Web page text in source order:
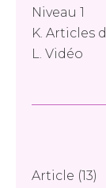
Article (13)
Niveau 1
K. Articles
L. Vidéo